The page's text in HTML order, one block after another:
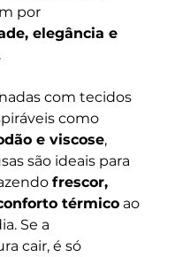
por
elegância e
.
com tecidos
como
e viscose,
são ideais para
frescor,
térmico ao
Se a
cair, é só